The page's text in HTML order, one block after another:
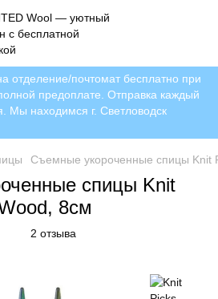
отделение/почтомат бесплатно при
предоплате. Отправка каждый
Мы находимся г. Светловодск
Съемные укороченные спицы Knit
спицы Knit
8см
2 отзыва